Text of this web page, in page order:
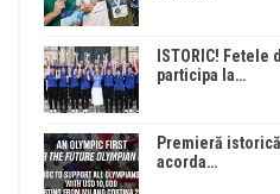
ISTORIC!
participa la…
Premieră
acorda…